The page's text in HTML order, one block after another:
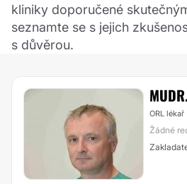
kliniky doporučené
seznamte se s jejich
s důvěrou.
ORL lékař
Žádné